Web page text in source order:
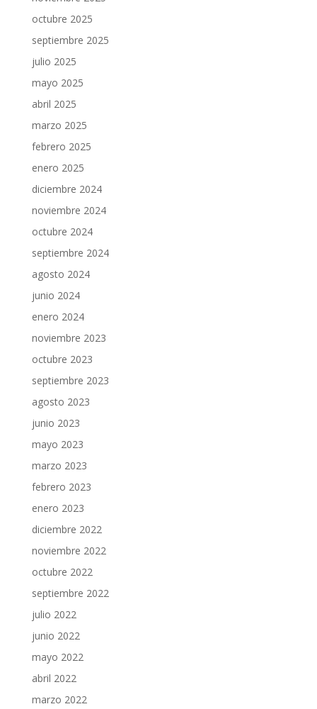
octubre 2025
septiembre 2025
julio 2025
mayo 2025
abril 2025
marzo 2025
febrero 2025
enero 2025
diciembre 2024
noviembre 2024
octubre 2024
septiembre 2024
agosto 2024
junio 2024
enero 2024
noviembre 2023
octubre 2023
septiembre 2023
agosto 2023
junio 2023
mayo 2023
marzo 2023
febrero 2023
enero 2023
diciembre 2022
noviembre 2022
octubre 2022
septiembre 2022
julio 2022
junio 2022
mayo 2022
abril 2022
marzo 2022